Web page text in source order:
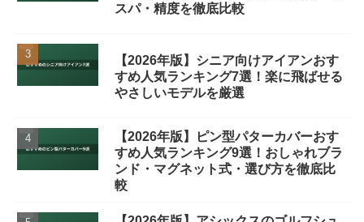
スパ・精度を徹底比較
【2026年版】シニア向けアイアンおす
すめ人気ランキング7選！楽に飛ばせる
やさしいモデルを厳選
【2026年版】ピン型パターカバーおす
すめ人気ランキング9選！おしゃれブラ
ンド・マグネット式・選び方を徹底比
較